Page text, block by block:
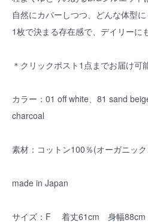
自然にカバーしつつ、どんな体型
1枚で決まる存在感で、デイリーに
＊クリックポスト1点までお届け可
カラー：01 off white、81 sand
charcoal
素材：コットン100％(オーガニッ
made in Japan
サイズ：F 着丈61cm 身幅88cm